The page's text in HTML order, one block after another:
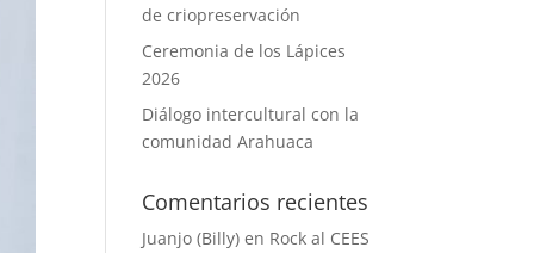
de criopreservación
Ceremonia de los Lápices
2026
Diálogo intercultural con la
comunidad Arahuaca
Comentarios recientes
Juanjo (Billy) en Rock al CEES